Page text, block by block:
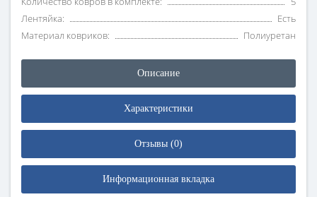
Лентяйка:
Есть
Материал ковриков:
Полиуретан
Описание
Характеристики
Отзывы (0)
Информационная вкладка